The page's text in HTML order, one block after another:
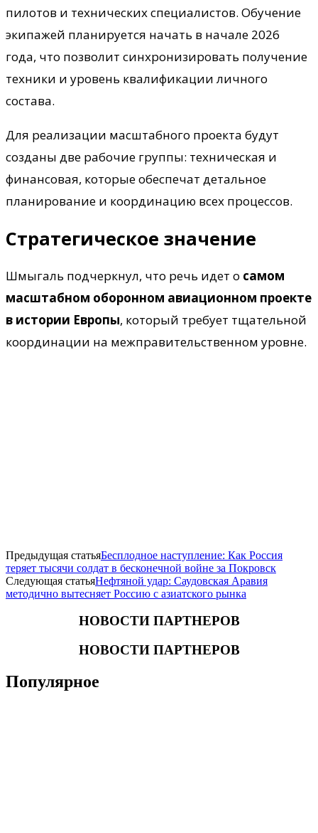
пилотов и технических специалистов. Обучение
экипажей планируется начать в начале 2026
года, что позволит синхронизировать получение
техники и уровень квалификации личного
состава.
Для реализации масштабного проекта будут
созданы две рабочие группы: техническая и
финансовая, которые обеспечат детальное
планирование и координацию всех процессов.
Стратегическое значение
Шмыгаль подчеркнул, что речь идет о самом
масштабном оборонном авиационном проекте
в истории Европы, который требует тщательной
координации на межправительственном уровне.
Предыдущая статьяБесплодное наступление: Как Россия
теряет тысячи солдат в бесконечной войне за Покровск
Следующая статьяНефтяной удар: Саудовская Аравия
методично вытесняет Россию с азиатского рынка
НОВОСТИ ПАРТНЕРОВ
НОВОСТИ ПАРТНЕРОВ
Популярное